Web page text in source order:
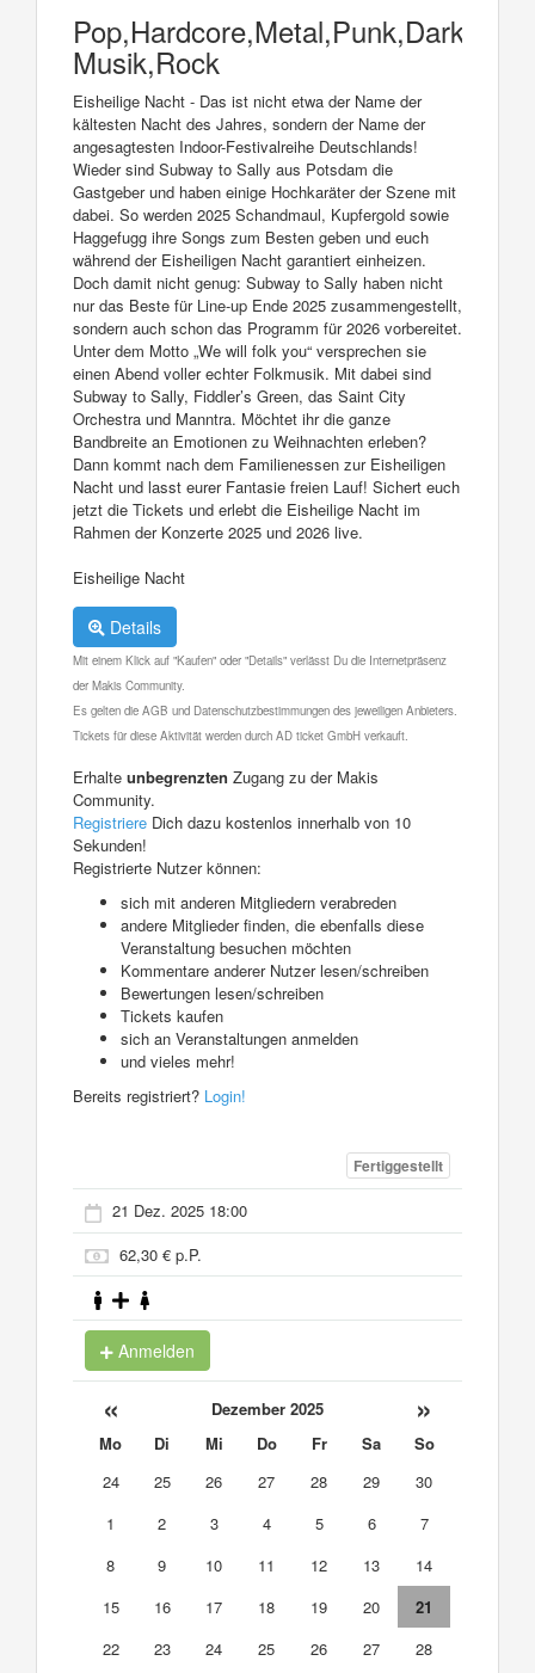
Pop,Hardcore,Metal,Punk,Dark
Musik,Rock
Eisheilige Nacht - Das ist nicht etwa der Name der
kältesten Nacht des Jahres, sondern der Name der
angesagtesten Indoor-Festivalreihe Deutschlands!
Wieder sind Subway to Sally aus Potsdam die
Gastgeber und haben einige Hochkaräter der Szene mit
dabei. So werden 2025 Schandmaul, Kupfergold sowie
Haggefugg ihre Songs zum Besten geben und euch
während der Eisheiligen Nacht garantiert einheizen.
Doch damit nicht genug: Subway to Sally haben nicht
nur das Beste für Line-up Ende 2025 zusammengestellt,
sondern auch schon das Programm für 2026 vorbereitet.
Unter dem Motto „We will folk you“ versprechen sie
einen Abend voller echter Folkmusik. Mit dabei sind
Subway to Sally, Fiddler’s Green, das Saint City
Orchestra und Manntra. Möchtet ihr die ganze
Bandbreite an Emotionen zu Weihnachten erleben?
Dann kommt nach dem Familienessen zur Eisheiligen
Nacht und lasst eurer Fantasie freien Lauf! Sichert euch
jetzt die Tickets und erlebt die Eisheilige Nacht im
Rahmen der Konzerte 2025 und 2026 live.
Eisheilige Nacht
Details
Mit einem Klick auf "Kaufen" oder "Details" verlässt Du die Internetpräsenz
der Makis Community.
Es gelten die AGB und Datenschutzbestimmungen des jeweiligen Anbieters.
Tickets für diese Aktivität werden durch AD ticket GmbH verkauft.
Erhalte unbegrenzten Zugang zu der Makis
Community.
Registriere Dich dazu kostenlos innerhalb von 10
Sekunden!
Registrierte Nutzer können:
sich mit anderen Mitgliedern verabreden
andere Mitglieder finden, die ebenfalls diese
Veranstaltung besuchen möchten
Kommentare anderer Nutzer lesen/schreiben
Bewertungen lesen/schreiben
Tickets kaufen
sich an Veranstaltungen anmelden
und vieles mehr!
Bereits registriert? Login!
Fertiggestellt
21 Dez. 2025 18:00
62,30 € p.P.
Anmelden
« Dezember 2025 »
Mo Di Mi Do Fr Sa
So
24
25 26 27 28 29
30
1
2 3 4 5 6
7
8
9 10 11 12 13
14
15
16 17 18 19 20
21
22
23 24 25 26 27
28